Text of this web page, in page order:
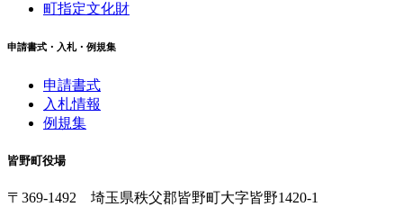
町指定文化財
申請書式・入札・例規集
申請書式
入札情報
例規集
皆野町役場
〒369-1492 埼玉県秩父郡皆野町 大字皆野1420-1